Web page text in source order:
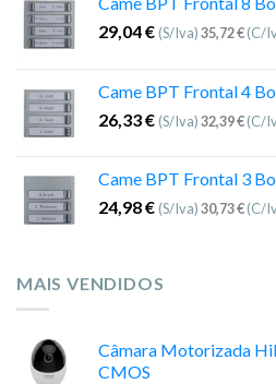
29,04€ (S/Iva)35,72€(C/
Came BPT Frontal 4
26,33€ (S/Iva)32,39€(C/
Came BPT Frontal 3
24,98€ (S/Iva)30,73€(C/
MAIS VENDIDOS
Câmara Motorizada
CMOS